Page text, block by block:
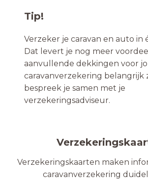
Tip!
Verzeker je caravan en auto in
Dat levert je nog meer
aanvullende dekkingen voor
caravanverzekering belangrijk
bespreek je samen met je
verzekeringsadviseur.
Verzekeringskaarten maken
caravanverzekering